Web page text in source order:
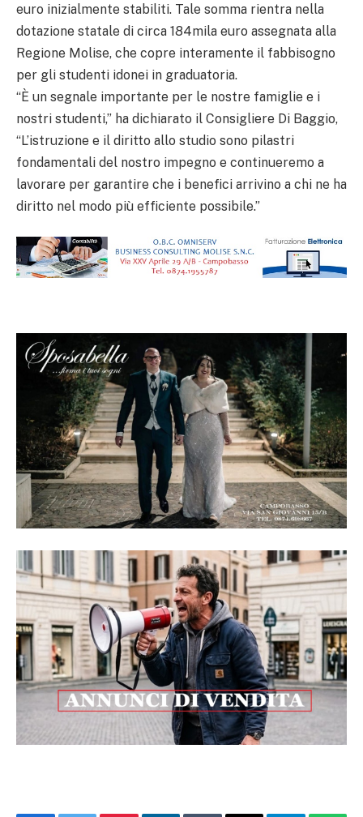
euro inizialmente stabiliti. Tale somma rientra nella
dotazione statale di circa 184mila euro assegnata alla
Regione Molise, che copre interamente il fabbisogno
per gli studenti idonei in graduatoria.
“È un segnale importante per le nostre famiglie e i
nostri studenti,” ha dichiarato il Consigliere Di Baggio,
“L’istruzione e il diritto allo studio sono pilastri
fondamentali del nostro impegno e continueremo a
lavorare per garantire che i benefici arrivino a chi ne ha
diritto nel modo più efficiente possibile.”